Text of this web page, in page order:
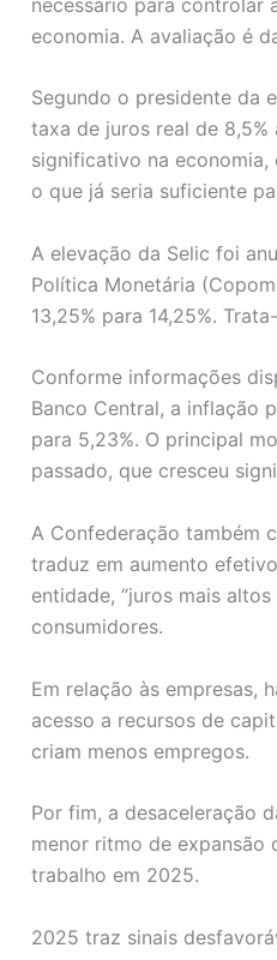
economia. A avaliação é
Segundo o presidente da
taxa de juros real de
significativo na economia,
o que já seria suficiente
A elevação da Selic foi
Política Monetária
13,25% para 14,25%.
Conforme informações
Banco Central, a inflação
para 5,23%. O principal
passado, que cresceu
A Confederação também
traduz em aumento
entidade, “juros mais
consumidores.
Em relação às empresas,
acesso a recursos de
criam menos empregos.
Por fim, a desaceleração
menor ritmo de expansão
trabalho em 2025.
2025 traz sinais